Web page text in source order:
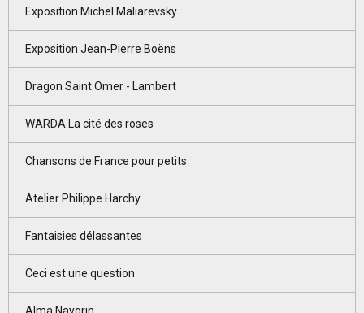
Exposition Michel Maliarevsky
Exposition Jean-Pierre Boëns
Dragon Saint Omer - Lambert
WARDA La cité des roses
Chansons de France pour petits
Atelier Philippe Harchy
Fantaisies délassantes
Ceci est une question